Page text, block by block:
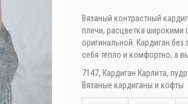
Вязаный контрастный
плечи, расцветка
оригинальной. Кардиган
себя тепло и комфортно, а
7147, Кардиган Карлита,
Вязаные кардиганы и кофты